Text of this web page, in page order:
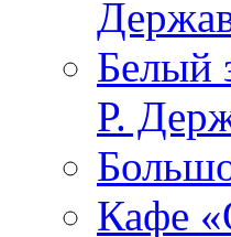
Белый
Р.
Кафе